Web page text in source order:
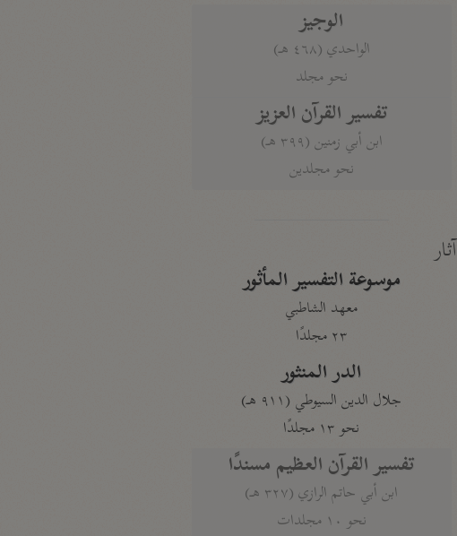
الوجيز
الواحدي (٤٦٨ هـ)
نحو مجلد
تفسير القرآن العزيز
ابن أبي زمنين (٣٩٩ هـ)
نحو مجلدين
آثار
موسوعة التفسير المأثور
معهد الشاطبي
٢٣ مجلدًا
الدر المنثور
جلال الدين السيوطي (٩١١ هـ)
نحو ١٣ مجلدًا
تفسير القرآن العظيم مسندًا
ابن أبي حاتم الرازي (٣٢٧ هـ)
نحو ١٠ مجلدات